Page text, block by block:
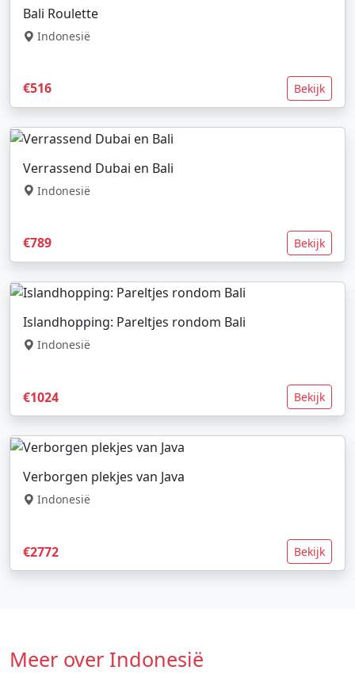
Bali Roulette
Indonesië
€516 Bekijk
Verrassend Dubai en Bali
Indonesië
€789 Bekijk
Islandhopping: Pareltjes rondom Bali
Indonesië
€1024 Bekijk
Verborgen plekjes van Java
Indonesië
€2772 Bekijk
Meer over Indonesië